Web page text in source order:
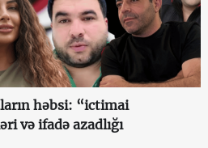
həbsi: “ictimai
və ifadə azadlığı